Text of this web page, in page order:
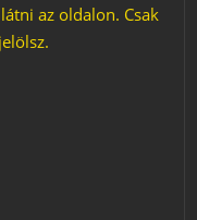
az oldalon. Csak